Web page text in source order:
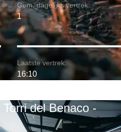
Gem. dagelijks vertrek:
1
Laatste vertrek:
16:10
del Benaco -